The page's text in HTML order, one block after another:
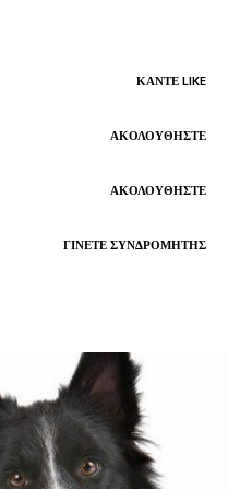
ΚΆΝΤΕ LIKE
ΑΚΟΛΟΥΘΉΣΤΕ
ΑΚΟΛΟΥΘΉΣΤΕ
ΓΊΝΕΤΕ ΣΥΝΔΡΟΜΗΤΉΣ